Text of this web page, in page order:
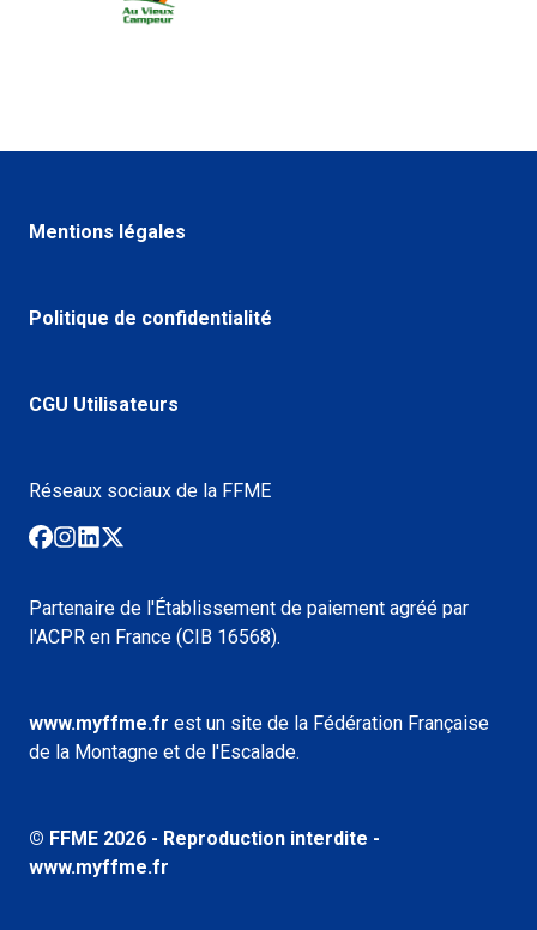
Mentions légales
Politique de confidentialité
CGU Utilisateurs
Partenaire de l'Établissement de paiement agréé par
l'ACPR en France (CIB 16568).
www.myffme.fr est un site de la Fédération Française
de la Montagne et de l'Escalade.
Réseaux sociaux de la FFME
© FFME 2026 - Reproduction interdite -
www.myffme.fr